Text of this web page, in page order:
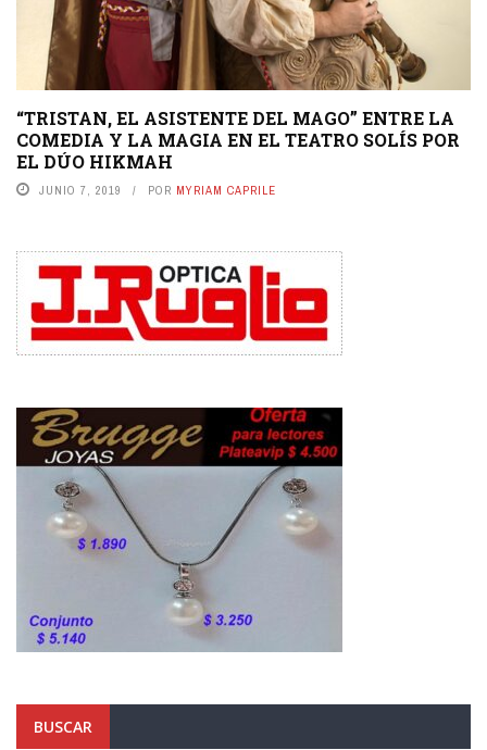
“TRISTAN, EL ASISTENTE DEL MAGO” ENTRE LA
COMEDIA Y LA MAGIA EN EL TEATRO SOLÍS POR
EL DÚO HIKMAH
JUNIO 7, 2019 POR MYRIAM CAPRILE
BUSCAR